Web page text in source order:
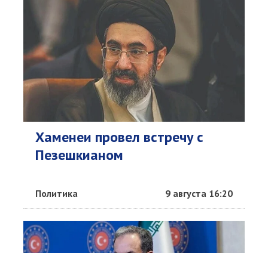
Хаменеи провел встречу с
Пезешкианом
Политика 9 августа 16:20